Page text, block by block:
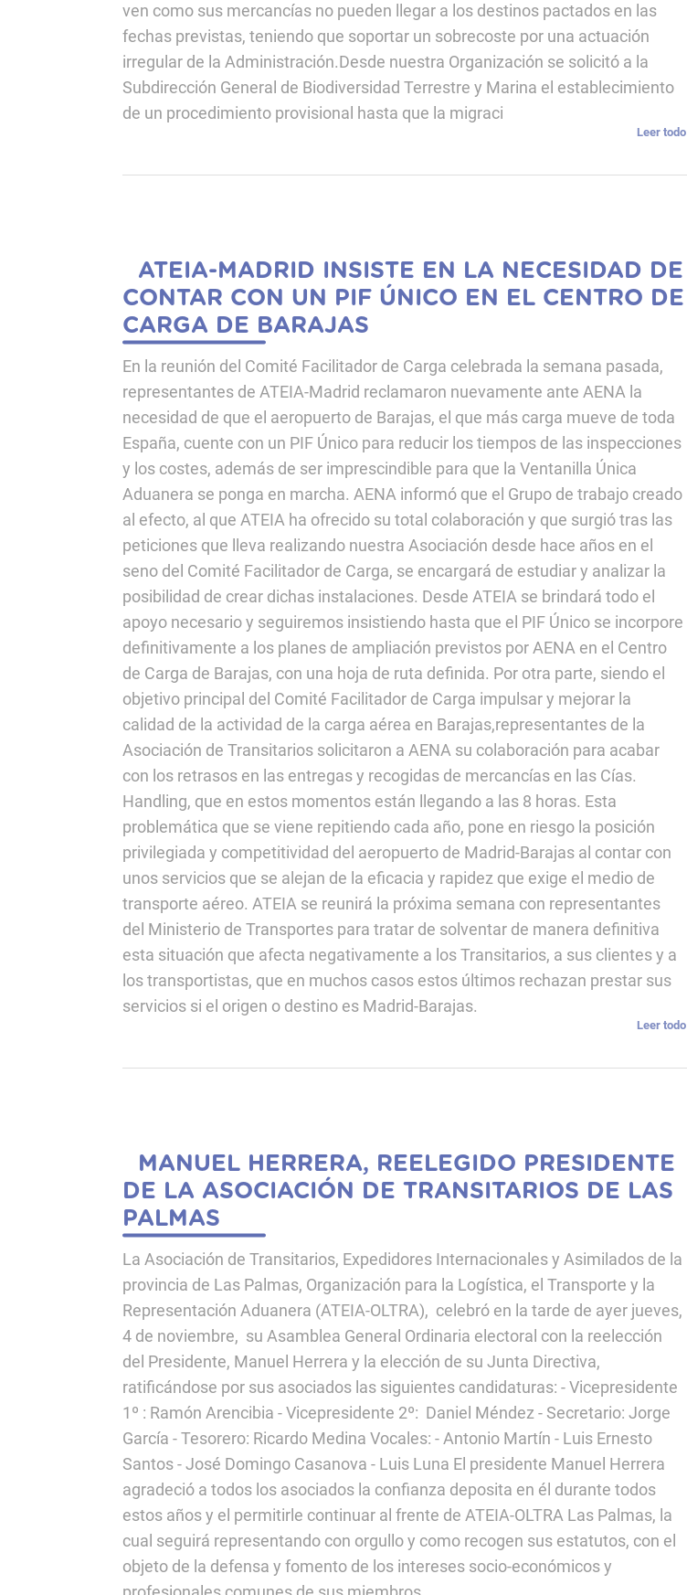
ven como sus mercancías no pueden llegar a los destinos pactados en las
fechas previstas, teniendo que soportar un sobrecoste por una actuación
irregular de la Administración.Desde nuestra Organización se solicitó a la
Subdirección General de Biodiversidad Terrestre y Marina el establecimiento
de un procedimiento provisional hasta que la migraci
Leer todo
ATEIA-MADRID INSISTE EN LA NECESIDAD DE
CONTAR CON UN PIF ÚNICO EN EL CENTRO DE
CARGA DE BARAJAS
En la reunión del Comité Facilitador de Carga celebrada la semana pasada,
representantes de ATEIA-Madrid reclamaron nuevamente ante AENA la
necesidad de que el aeropuerto de Barajas, el que más carga mueve de toda
España, cuente con un PIF Único para reducir los tiempos de las inspecciones
y los costes, además de ser imprescindible para que la Ventanilla Única
Aduanera se ponga en marcha. AENA informó que el Grupo de trabajo creado
al efecto, al que ATEIA ha ofrecido su total colaboración y que surgió tras las
peticiones que lleva realizando nuestra Asociación desde hace años en el
seno del Comité Facilitador de Carga, se encargará de estudiar y analizar la
posibilidad de crear dichas instalaciones. Desde ATEIA se brindará todo el
apoyo necesario y seguiremos insistiendo hasta que el PIF Único se incorpore
definitivamente a los planes de ampliación previstos por AENA en el Centro
de Carga de Barajas, con una hoja de ruta definida. Por otra parte, siendo el
objetivo principal del Comité Facilitador de Carga impulsar y mejorar la
calidad de la actividad de la carga aérea en Barajas,representantes de la
Asociación de Transitarios solicitaron a AENA su colaboración para acabar
con los retrasos en las entregas y recogidas de mercancías en las Cías.
Handling, que en estos momentos están llegando a las 8 horas. Esta
problemática que se viene repitiendo cada año, pone en riesgo la posición
privilegiada y competitividad del aeropuerto de Madrid-Barajas al contar con
unos servicios que se alejan de la eficacia y rapidez que exige el medio de
transporte aéreo. ATEIA se reunirá la próxima semana con representantes
del Ministerio de Transportes para tratar de solventar de manera definitiva
esta situación que afecta negativamente a los Transitarios, a sus clientes y a
los transportistas, que en muchos casos estos últimos rechazan prestar sus
servicios si el origen o destino es Madrid-Barajas.
Leer todo
MANUEL HERRERA, REELEGIDO PRESIDENTE
DE LA ASOCIACIÓN DE TRANSITARIOS DE LAS
PALMAS
La Asociación de Transitarios, Expedidores Internacionales y Asimilados de la
provincia de Las Palmas, Organización para la Logística, el Transporte y la
Representación Aduanera (ATEIA-OLTRA), celebró en la tarde de ayer jueves,
4 de noviembre, su Asamblea General Ordinaria electoral con la reelección
del Presidente, Manuel Herrera y la elección de su Junta Directiva,
ratificándose por sus asociados las siguientes candidaturas: - Vicepresidente
1º : Ramón Arencibia - Vicepresidente 2º: Daniel Méndez - Secretario: Jorge
García - Tesorero: Ricardo Medina Vocales: - Antonio Martín - Luis Ernesto
Santos - José Domingo Casanova - Luis Luna El presidente Manuel Herrera
agradeció a todos los asociados la confianza deposita en él durante todos
estos años y el permitirle continuar al frente de ATEIA-OLTRA Las Palmas, la
cual seguirá representando con orgullo y como recogen sus estatutos, con el
objeto de la defensa y fomento de los intereses socio-económicos y